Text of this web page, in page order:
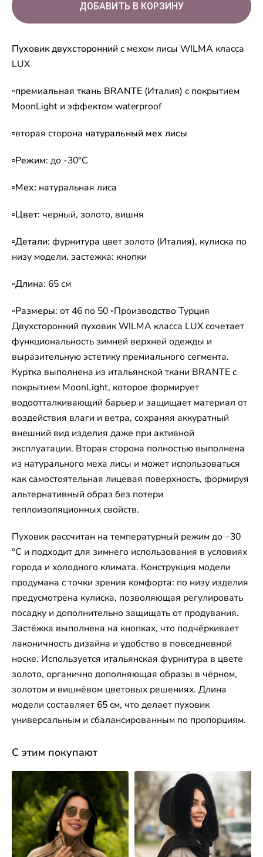
Пуховик двухсторонний с мехом лисы WILMA класса
LUX
▫премиальная ткань BRANTE (Италия) c покрытием
MoonLight и эффектом waterproof
▫вторая сторона натуральный мех лисы
▫Режим: до -30°C
▫Мех: натуральная лиса
▫Цвет: черный, золото, вишня
▫Детали: фурнитура цвет золото (Италия), кулиска по
низу модели, застежка: кнопки
▫Длина: 65 см
▫Размеры: от 46 по 50 ▫Производство Турция
Двухсторонний пуховик WILMA класса LUX сочетает
функциональность зимней верхней одежды и
выразительную эстетику премиального сегмента.
Куртка выполнена из итальянской ткани BRANTE с
покрытием MoonLight, которое формирует
водоотталкивающий барьер и защищает материал от
воздействия влаги и ветра, сохраняя аккуратный
внешний вид изделия даже при активной
эксплуатации. Вторая сторона полностью выполнена
из натурального меха лисы и может использоваться
как самостоятельная лицевая поверхность, формируя
альтернативный образ без потери
теплоизоляционных свойств.
Пуховик рассчитан на температурный режим до −30
°C и подходит для зимнего использования в условиях
города и холодного климата. Конструкция модели
продумана с точки зрения комфорта: по низу изделия
предусмотрена кулиска, позволяющая регулировать
посадку и дополнительно защищать от продувания.
Застёжка выполнена на кнопках, что подчёркивает
лаконичность дизайна и удобство в повседневной
носке. Используется итальянская фурнитура в цвете
золото, органично дополняющая образы в чёрном,
золотом и вишнёвом цветовых решениях. Длина
модели составляет 65 см, что делает пуховик
универсальным и сбалансированным по пропорциям.
С этим покупают